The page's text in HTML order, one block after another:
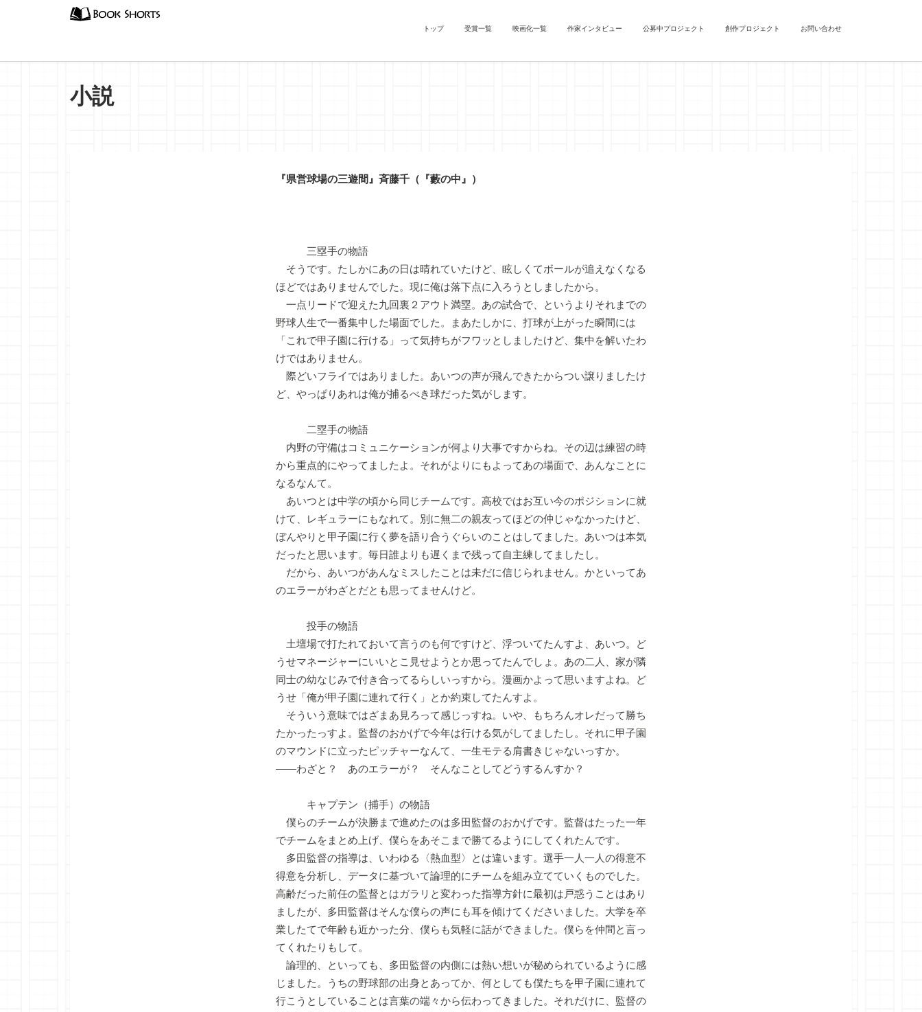
トップ 受賞一覧 映画化一覧 作家インタビュー 公募中プロジェクト 創作プロジェクト お問い合わせ
小説
『県営球場の三遊間』斉藤千（『藪の中』）
三塁手の物語
そうです。たしかにあの日は晴れていたけど、眩しくてボールが追えなくなる
ほどではありませんでした。現に俺は落下点に入ろうとしましたから。
一点リードで迎えた九回裏２アウト満塁。あの試合で、というよりそれまでの
野球人生で一番集中した場面でした。まあたしかに、打球が上がった瞬間には
「これで甲子園に行ける」って気持ちがフワッとしましたけど、集中を解いたわ
けではありません。
際どいフライではありました。あいつの声が飛んできたからつい譲りましたけ
ど、やっぱりあれは俺が捕るべき球だった気がします。
二塁手の物語
内野の守備はコミュニケーションが何より大事ですからね。その辺は練習の時
から重点的にやってましたよ。それがよりにもよってあの場面で、あんなことに
なるなんて。
あいつとは中学の頃から同じチームです。高校ではお互い今のポジションに就
けて、レギュラーにもなれて。別に無二の親友ってほどの仲じゃなかったけど、
ぼんやりと甲子園に行く夢を語り合うぐらいのことはしてました。あいつは本気
だったと思います。毎日誰よりも遅くまで残って自主練してましたし。
だから、あいつがあんなミスしたことは未だに信じられません。かといってあ
のエラーがわざとだとも思ってませんけど。
投手の物語
土壇場で打たれておいて言うのも何ですけど、浮ついてたんすよ、あいつ。ど
うせマネージャーにいいとこ見せようとか思ってたんでしょ。あの二人、家が隣
同士の幼なじみで付き合ってるらしいっすから。漫画かよって思いますよね。ど
うせ「俺が甲子園に連れて行く」とか約束してたんすよ。
そういう意味ではざまあ見ろって感じっすね。いや、もちろんオレだって勝ち
たかったっすよ。監督のおかげで今年は行ける気がしてましたし。それに甲子園
のマウンドに立ったピッチャーなんて、一生モテる肩書きじゃないっすか。
――わざと？ あのエラーが？ そんなことしてどうするんすか？
キャプテン（捕手）の物語
僕らのチームが決勝まで進めたのは多田監督のおかげです。監督はたった一年
でチームをまとめ上げ、僕らをあそこまで勝てるようにしてくれたんです。
多田監督の指導は、いわゆる〈熱血型〉とは違います。選手一人一人の得意不
得意を分析し、データに基づいて論理的にチームを組み立てていくものでした。
高齢だった前任の監督とはガラリと変わった指導方針に最初は戸惑うことはあり
ましたが、多田監督はそんな僕らの声にも耳を傾けてくださいました。大学を卒
業したてで年齢も近かった分、僕らも気軽に話ができました。僕らを仲間と言っ
てくれたりもして。
論理的、といっても、多田監督の内側には熱い想いが秘められているように感
じました。うちの野球部の出身とあってか、何としても僕たちを甲子園に連れて
行こうとしていることは言葉の端々から伝わってきました。それだけに、監督の